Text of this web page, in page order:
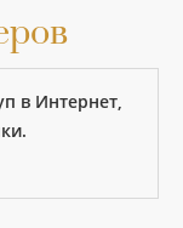
в Интернет,